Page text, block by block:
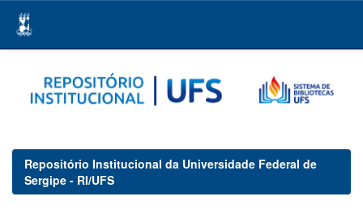
navigation
Repositório Institucional da Universidade Federal de
Sergipe - RI/UFS